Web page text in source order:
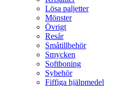
Lösa paljetter
Mönster
Övrigt
Resår
Småtillbehör
Smycken
Softboning
Sybehör
Fiffiga hjälpmedel